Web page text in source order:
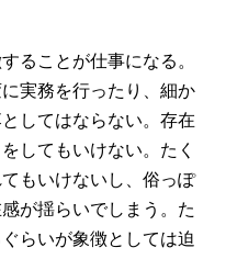
ることが仕事になる。
実務を行ったり、細か
してはならない。存在
してもいけない。たく
もいけないし、俗っぽ
が揺らいでしまう。た
らいが象徴としては迫